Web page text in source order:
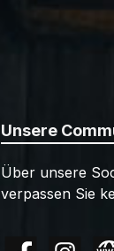
Unsere
Über unsere
verpassen Sie